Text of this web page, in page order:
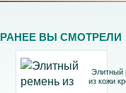
РАНЕЕ ВЫ СМОТРЕЛИ
Элитный
из кожи